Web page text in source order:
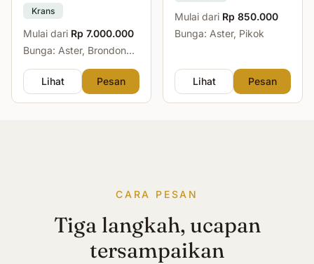
Krans
Mulai dari Rp 7.000.000
Bunga: Aster, Brondong,
Lihat
Pesan
Mulai dari Rp 850.000
Bunga: Aster, Pikok
Lihat Pesan
CARA PESAN
Tiga langkah, ucapan
tersampaikan